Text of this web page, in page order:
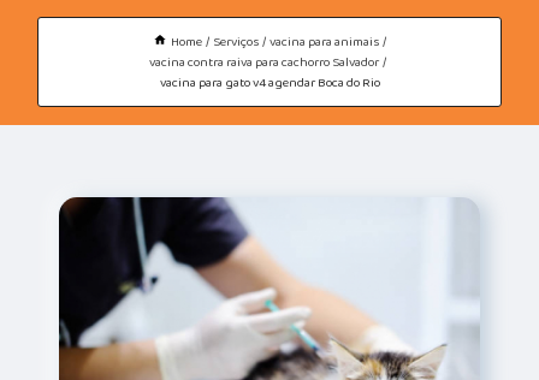
Home Serviços vacina para animais
vacina contra raiva para cachorro Salvador
vacina para gato v4 agendar Boca do Rio